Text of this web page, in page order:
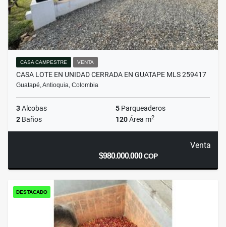
CASA CAMPESTRE VENTA
CASA LOTE EN UNIDAD CERRADA EN GUATAPE MLS 259417
Guatapé, Antioquia, Colombia
3Alcobas 5 Parqueaderos
2 Baños 120Área m2
Venta
$980.000.000COP
DESTACADO